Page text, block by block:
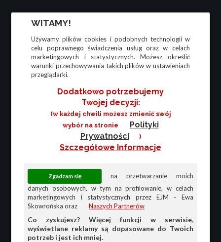
WITAMY!
Używamy plików cookies i podobnych technologii w
celu poprawnego świadczenia usług oraz w celach
marketingowych i statystycznych. Możesz określić
warunki przechowywania takich plików w ustawieniach
przeglądarki.
Dodatkowo potrzebujemy
Twojej decyzji:
(w każdej chwili możesz zmienić swój
wybór na stronie
Polityki
Prywatności
)
Szczegółowe Informacje
na przetwarzanie moich
danych osobowych, w tym na profilowanie, w celach
marketingowych i statystycznych przez EJM - Ewa
Skowrońska oraz
Naszych Partnerów
Co zyskujesz? Więcej funkcji w serwisie,
wyświetlane reklamy są dopasowane do Twoich
potrzeb i jest ich mniej.